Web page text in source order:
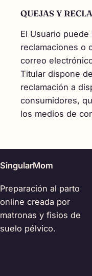
QUEJAS Y
El Usuario
reclamaciones o
correo
Titular dispone
reclamación a
consumidores,
los medios de
SingularMom
Preparación al parto
online creada por
matronas y fisios de
suelo pélvico.